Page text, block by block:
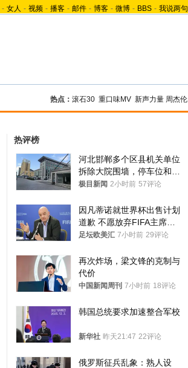
- 女人 - 视频 - 播客 - 邮件 - 博客 - 微博 - BBS - 我说两句
热点： 滚石30 重口味MV 新声力量 周杰伦
热评榜
河北邯郸多个区县机关单位
拆除大院围墙，停车位和厕
所免费开放，当地多部门回
极目新闻 2小时前 57评论
因凡蒂诺就世界杯出售计划
道歉 不愿放弃FIFA主席职
位
足坛欧美汇 7小时前 29评论
再次炸场，梁文锋的克制与
代价
中国新闻周刊 7小时前 18评论
韩国总统要求加速整合军校
新华社 昨天21:47 22评论
俄罗斯征兵乱象：熟人设